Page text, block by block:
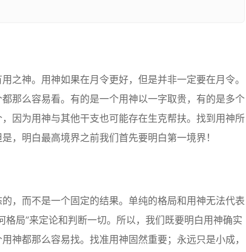
神。用神如果在月令更好，但是并非一定要在月令。
那么容易看。有的是一个用神以一字取贵，有的是多个
因为用神与其他干支也可能存在生克帮扶。找到用神所
，明白最高境界之前我们首先要明白第一境界！
而不是一个固定的结果。单纯的格局和用神无法代表
局”来定论和判断一切。所以，我们既要明白用神确实
神都那么容易找。找准用神固然重要；永远只是小成，